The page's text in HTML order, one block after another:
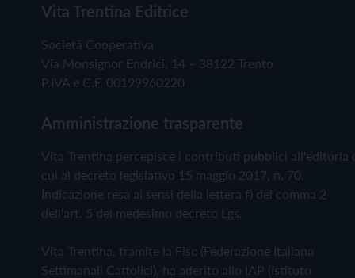
Vita Trentina Editrice
Società Cooperativa
Via Monsignor Endrici, 14 – 38122 Trento
P.IVA e C.F. 00199960220
Amministrazione trasparente
Vita Trentina percepisce i contributi pubblici all'editoria
cui al decreto legislativo 15 maggio 2017, n. 70.
Indicazione resa ai sensi della lettera f) del comma 2
dell'art. 5 del medesimo decreto Lgs.
Vita Trentina, tramite la Fisc (Federazione Italiana
Settimanali Cattolici), ha aderito allo IAP (Istituto